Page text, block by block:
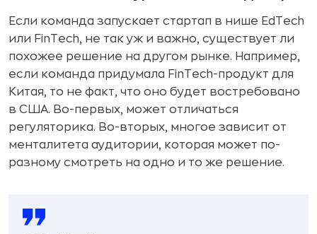
Если команда запускает стартап в нише EdTech
или FinTech, не так уж и важно, существует ли
похожее решение на другом рынке. Например,
если команда придумала FinTech-продукт для
Китая, то не факт, что оно будет востребовано
в США. Во-первых, может отличаться
регуляторика. Во-вторых, многое зависит от
менталитета аудитории, которая может по-
разному смотреть на одно и то же решение.